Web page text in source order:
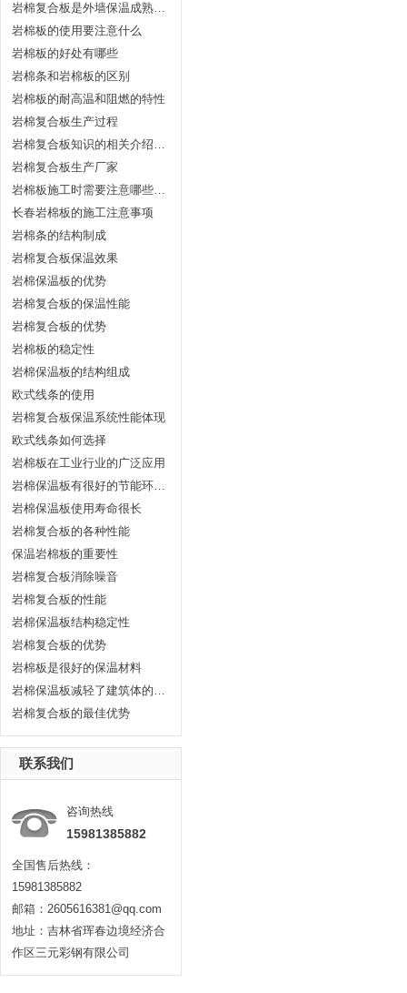
岩棉复合板是外墙保温成熟的保温材料
岩棉板的使用要注意什么
岩棉板的好处有哪些
岩棉条和岩棉板的区别
岩棉板的耐高温和阻燃的特性
岩棉复合板生产过程
岩棉复合板知识的相关介绍和使用
岩棉复合板生产厂家
岩棉板施工时需要注意哪些问题
长春岩棉板的施工注意事项
岩棉条的结构制成
岩棉复合板保温效果
岩棉保温板的优势
岩棉复合板的保温性能
岩棉复合板的优势
岩棉板的稳定性
岩棉保温板的结构组成
欧式线条的使用
岩棉复合板保温系统性能体现
欧式线条如何选择
岩棉板在工业行业的广泛应用
岩棉保温板有很好的节能环保的效果
岩棉保温板使用寿命很长
岩棉复合板的各种性能
保温岩棉板的重要性
岩棉复合板消除噪音
岩棉复合板的性能
岩棉保温板结构稳定性
岩棉复合板的优势
岩棉板是很好的保温材料
岩棉保温板减轻了建筑体的重量荷载
岩棉复合板的最佳优势
联系我们
咨询热线
15981385882
全国售后热线：
15981385882
邮箱：2605616381@qq.com
地址：吉林省珲春边境经济合
作区三元彩钢有限公司